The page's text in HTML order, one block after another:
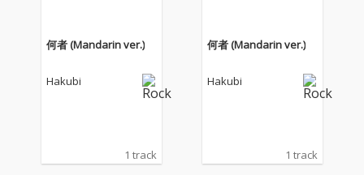
何者 (Mandarin ver.)
Hakubi
1 track
何者 (Mandarin ver.)
Hakubi
1 track